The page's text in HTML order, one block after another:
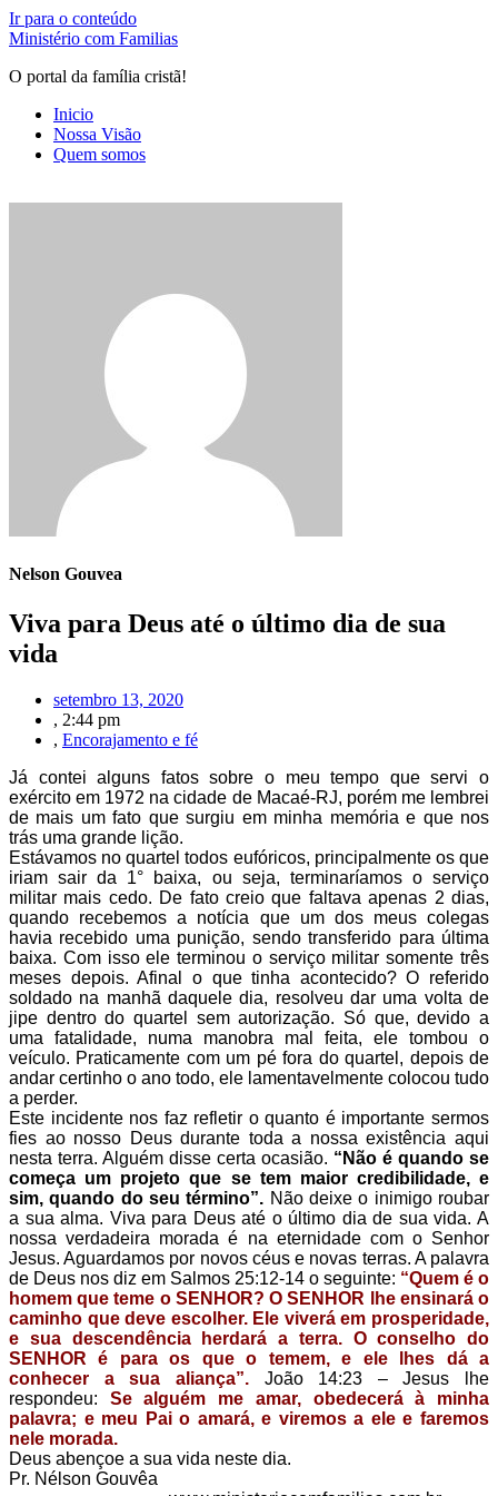
Ir para o conteúdo
Ministério com Familias
O portal da família cristã!
Inicio
Nossa Visão
Quem somos
Nelson Gouvea
Viva para Deus até o último dia de sua
vida
setembro 13, 2020
, 2:44 pm
, Encorajamento e fé
Já contei alguns fatos sobre o meu tempo que servi o
exército em 1972 na cidade de Macaé-RJ, porém me lembrei
de mais um fato que surgiu em minha memória e que nos
trás uma grande lição.
Estávamos no quartel todos eufóricos, principalmente os que
iriam sair da 1° baixa, ou seja, terminaríamos o serviço
militar mais cedo. De fato creio que faltava apenas 2 dias,
quando recebemos a notícia que um dos meus colegas
havia recebido uma punição, sendo transferido para última
baixa. Com isso ele terminou o serviço militar somente três
meses depois. Afinal o que tinha acontecido? O referido
soldado na manhã daquele dia, resolveu dar uma volta de
jipe dentro do quartel sem autorização. Só que, devido a
uma fatalidade, numa manobra mal feita, ele tombou o
veículo. Praticamente com um pé fora do quartel, depois de
andar certinho o ano todo, ele lamentavelmente colocou tudo
a perder.
Este incidente nos faz refletir o quanto é importante sermos
fies ao nosso Deus durante toda a nossa existência aqui
nesta terra. Alguém disse certa ocasião. “Não é quando se
começa um projeto que se tem maior credibilidade, e
sim, quando do seu término”. Não deixe o inimigo roubar
a sua alma. Viva para Deus até o último dia de sua vida. A
nossa verdadeira morada é na eternidade com o Senhor
Jesus. Aguardamos por novos céus e novas terras. A palavra
de Deus nos diz em Salmos 25:12-14 o seguinte: “Quem é o
homem que teme o SENHOR? O SENHOR lhe ensinará o
caminho que deve escolher. Ele viverá em prosperidade,
e sua descendência herdará a terra. O conselho do
SENHOR é para os que o temem, e ele lhes dá a
conhecer a sua aliança”. João 14:23 – Jesus lhe
respondeu: Se alguém me amar, obedecerá à minha
palavra; e meu Pai o amará, e viremos a ele e faremos
nele morada.
Deus abençoe a sua vida neste dia.
Pr. Nélson Gouvêa